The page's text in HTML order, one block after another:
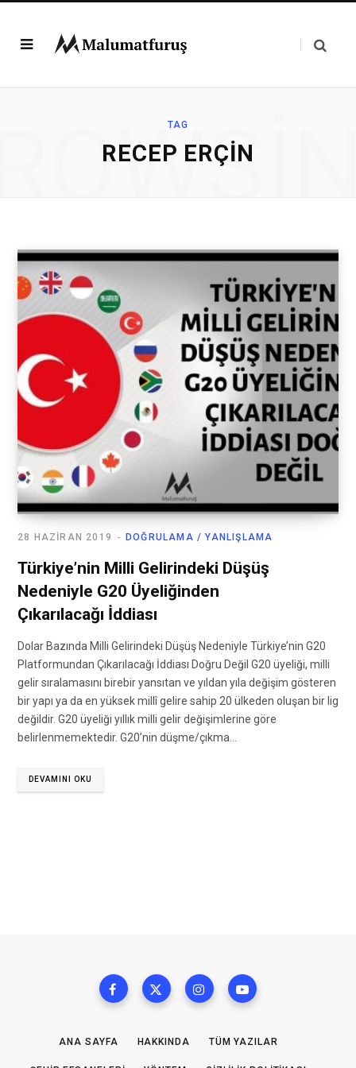
TAG
RECEP ERÇIN
DOĞRULAMA / YANLIŞLAMA
28 HAZIRAN 2019
Türkiye’nin Milli Gelirindeki Düşüş
Nedeniyle G20 Üyeliğinden
Çıkarılacağı İddiası
Dolar Bazında Milli Gelirindeki Düşüş Nedeniyle Türkiye’nin G20
Platformundan Çıkarılacağı İddiası Doğru Değil G20 üyeliği, milli
gelir sıralamasını birebir yansıtan ve yıldan yıla değişim gösteren
bir yapı ya da en yüksek millî gelire sahip 20 ülkeden oluşan bir lig
değildir. G20 üyeliği yıllık milli gelir değişimlerine göre
belirlenmemektedir. G20’nin düşme/çıkma…
DEVAMINI OKU
ANA SAYFA HAKKINDA TÜM YAZILAR